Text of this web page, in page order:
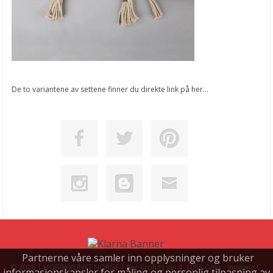
Partnerne våre samler inn opplysninger og bruker
De to variantene av settene finner du direkte link på her...
© 2026 | HOBBYKUNST NORGE | Per Krohgs vei 4, 1065 Oslo - Inngang C,